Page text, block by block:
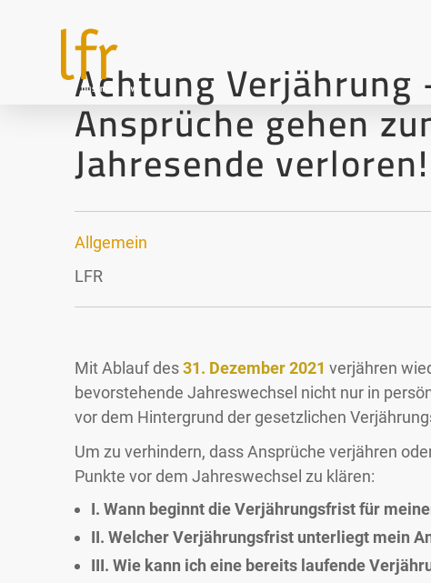
Achtung Verjährung
Ansprüche gehen
Jahresende verloren!
Allgemein
LFR
Allgemein
Mit Ablauf des31. Dezember 2021 verjähren
bevorstehende Jahreswechsel nicht nur in
vor dem Hintergrund der gesetzlichen
Um zu verhindern, dass Ansprüche verjähren
Punkte vor dem Jahreswechsel zu klären:
I. Wann beginnt die Verjährungsfrist für
II. Welcher Verjährungsfrist unterliegt mein
III. Wie kann ich eine bereits laufende